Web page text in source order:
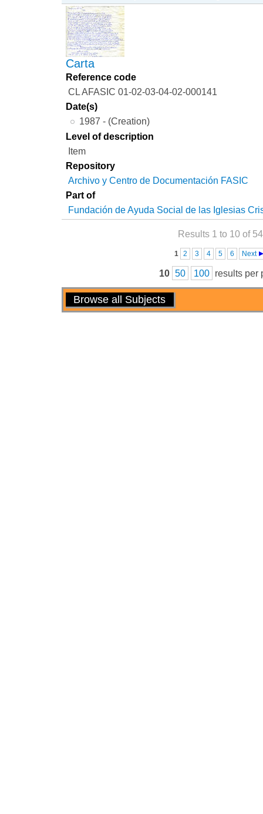
Carta
Reference code
CL AFASIC 01-02-03-04-02-000141
Date(s)
1987 - (Creation)
Level of description
Item
Repository
Archivo y Centro de Documentación FASIC
Part of
Fundación de Ayuda Social de las Iglesias
Results 1 to 10 of 54
1 2 3 4 5 6 Next
10 50 100 results per
Actions
Browse all Subjects